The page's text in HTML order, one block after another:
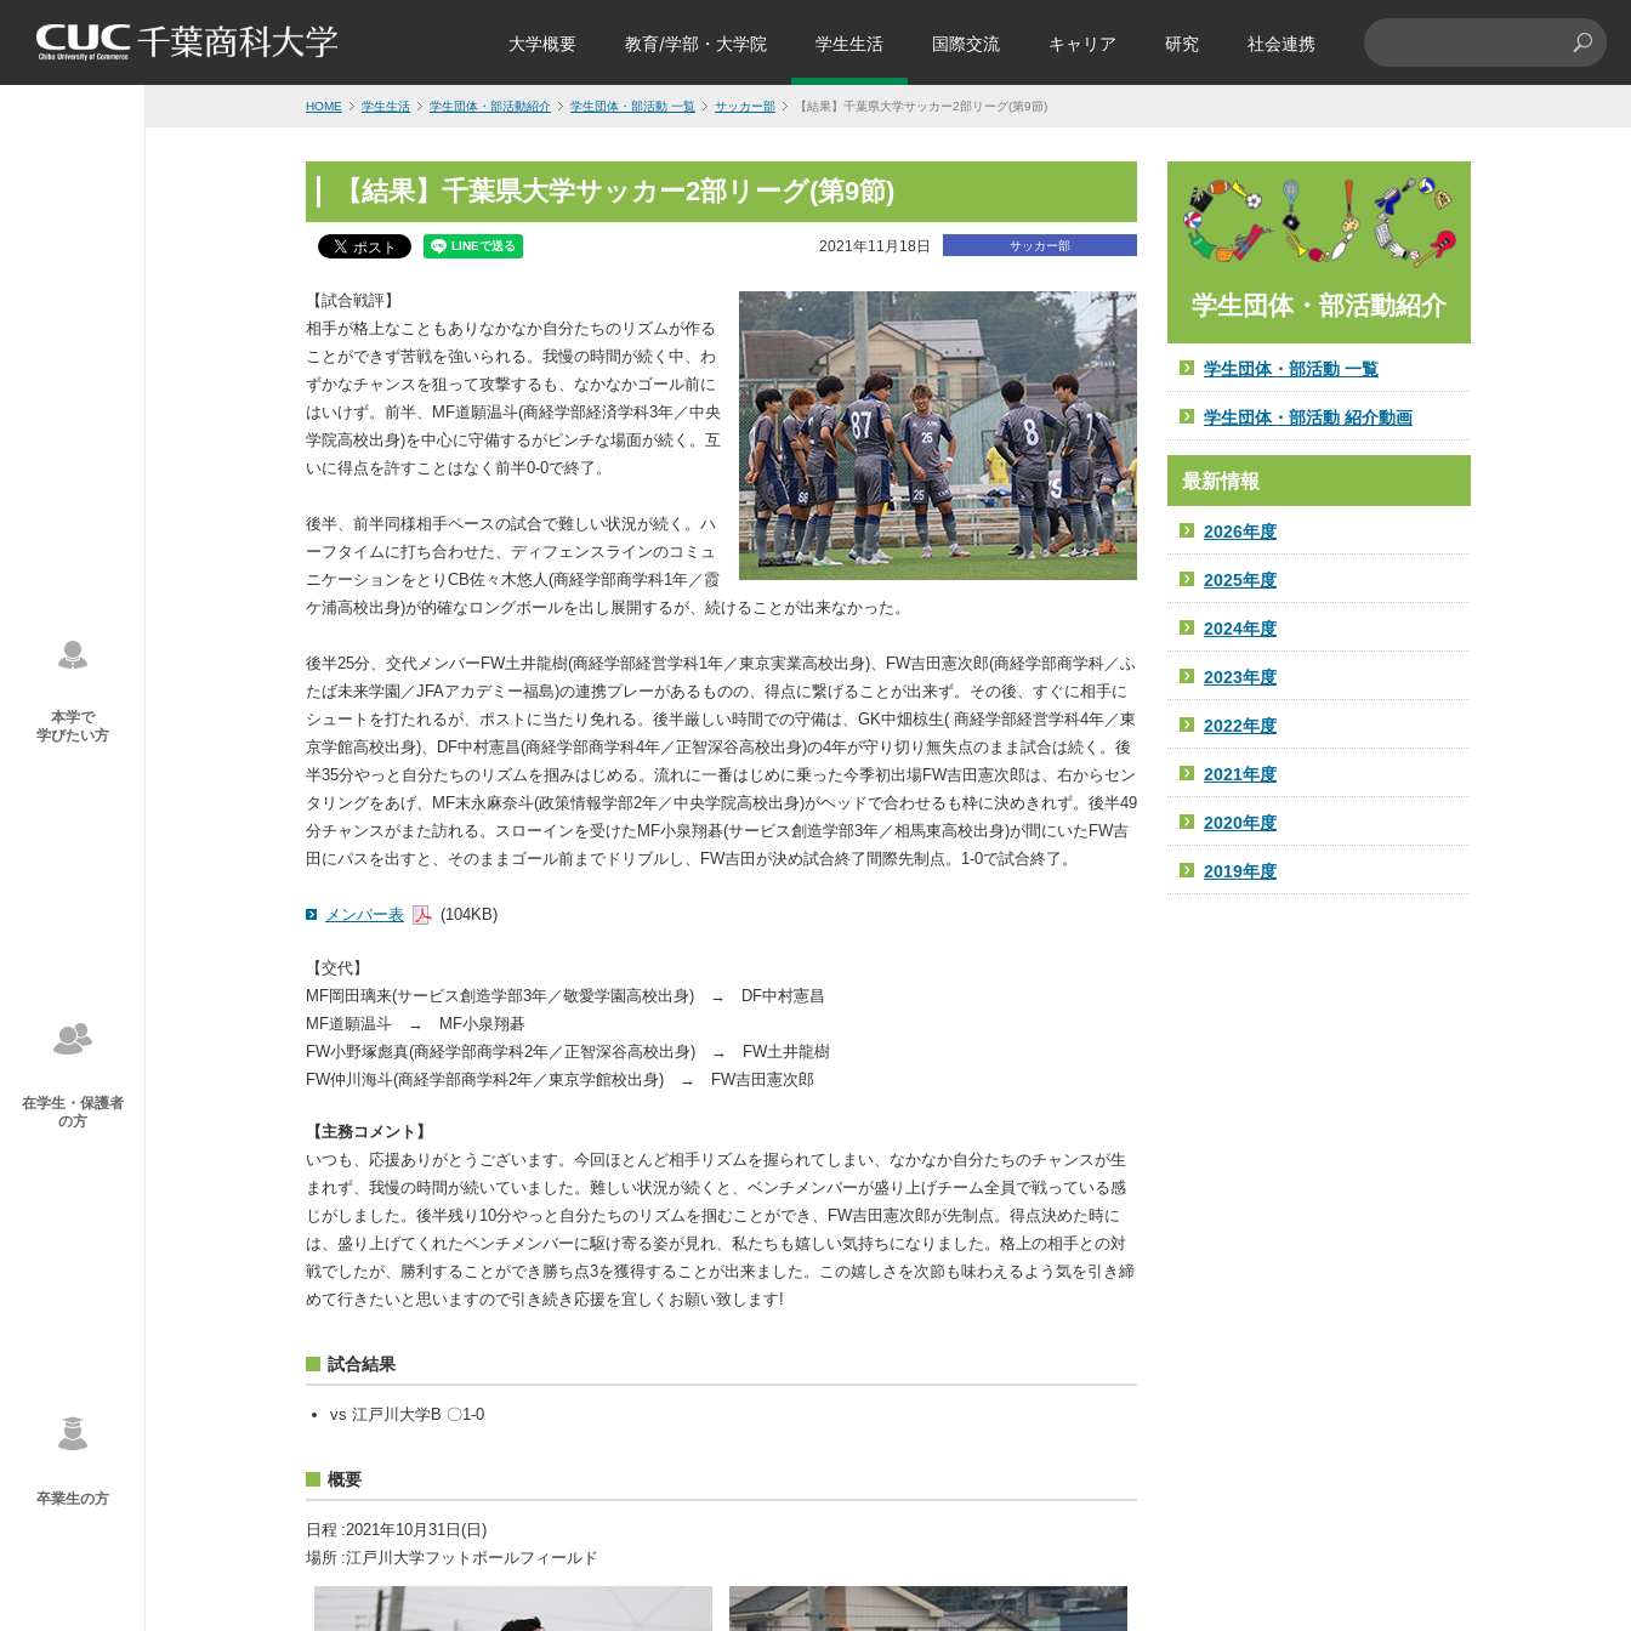
大学概要 教育/学部・大学院 学生生活 国際交流 キャリア 研究 社会連携
HOME 学生生活 学生団体・部活動紹介 学生団体・部活動 一覧 サッカー部 【結果】千葉県大学サッカー2部リーグ(第9節)
【結果】千葉県大学サッカー2部リーグ(第9節)
サッカー部
2021年11月18日
【試合戦評】
相手が格上なこともありなかなか自分たちのリズムが作る
ことができず苦戦を強いられる。我慢の時間が続く中、わ
ずかなチャンスを狙って攻撃するも、なかなかゴール前に
はいけず。前半、MF道願温斗(商経学部経済学科3年／中央
学院高校出身)を中心に守備するがピンチな場面が続く。互
いに得点を許すことはなく前半0-0で終了。
後半、前半同様相手ペースの試合で難しい状況が続く。ハ
ーフタイムに打ち合わせた、ディフェンスラインのコミュ
ニケーションをとりCB佐々木悠人(商経学部商学科1年／霞
ケ浦高校出身)が的確なロングボールを出し展開するが、続けることが出来なかった。
後半25分、交代メンバーFW土井龍樹(商経学部経営学科1年／東京実業高校出身)、FW吉田憲次郎(商経学部商学科／ふ
たば未来学園／JFAアカデミー福島)の連携プレーがあるものの、得点に繋げることが出来ず。その後、すぐに相手に
シュートを打たれるが、ポストに当たり免れる。後半厳しい時間での守備は、GK中畑椋生( 商経学部経営学科4年／東
京学館高校出身)、DF中村憲昌(商経学部商学科4年／正智深谷高校出身)の4年が守り切り無失点のまま試合は続く。後
半35分やっと自分たちのリズムを掴みはじめる。流れに一番はじめに乗った今季初出場FW吉田憲次郎は、右からセン
タリングをあげ、MF末永麻奈斗(政策情報学部2年／中央学院高校出身)がヘッドで合わせるも枠に決めきれず。後半49
分チャンスがまた訪れる。スローインを受けたMF小泉翔碁(サービス創造学部3年／相馬東高校出身)が間にいたFW吉
田にパスを出すと、そのままゴール前までドリブルし、FW吉田が決め試合終了間際先制点。1-0で試合終了。
メンバー表 (104KB)
【交代】
MF岡田璃来(サービス創造学部3年／敬愛学園高校出身) → DF中村憲昌
MF道願温斗 → MF小泉翔碁
FW小野塚彪真(商経学部商学科2年／正智深谷高校出身) → FW土井龍樹
FW仲川海斗(商経学部商学科2年／東京学館校出身) → FW吉田憲次郎
【主務コメント】
いつも、応援ありがとうございます。今回ほとんど相手リズムを握られてしまい、なかなか自分たちのチャンスが生
まれず、我慢の時間が続いていました。難しい状況が続くと、ベンチメンバーが盛り上げチーム全員で戦っている感
じがしました。後半残り10分やっと自分たちのリズムを掴むことができ、FW吉田憲次郎が先制点。得点決めた時に
は、盛り上げてくれたベンチメンバーに駆け寄る姿が見れ、私たちも嬉しい気持ちになりました。格上の相手との対
戦でしたが、勝利することができ勝ち点3を獲得することが出来ました。この嬉しさを次節も味わえるよう気を引き締
めて行きたいと思いますので引き続き応援を宜しくお願い致します!
試合結果
vs 江戸川大学B 〇1-0
概要
日程 2021年10月31日(日)
場所 江戸川大学フットボールフィールド
学生団体・部活動紹介
学生団体・部活動 一覧
学生団体・部活動 紹介動画
最新情報
2026年度
2025年度
2024年度
2023年度
2022年度
2021年度
2020年度
2019年度
本学で
学びたい方
在学生・保護者
の方
卒業生の方